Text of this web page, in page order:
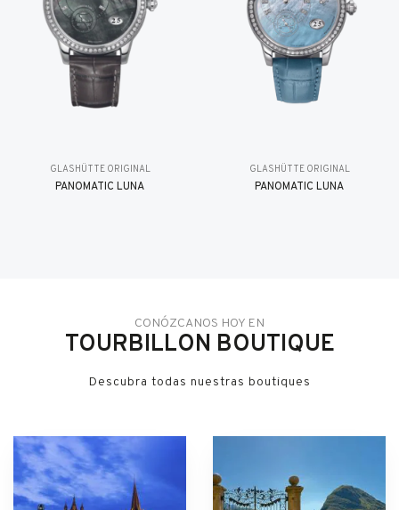
GLASHÜTTE ORIGINAL
PANOMATIC LUNA
GLASHÜTTE ORIGINAL
PANOMATIC LUNA
CONÓZCANOS HOY EN
TOURBILLON BOUTIQUE
Descubra todas nuestras boutiques